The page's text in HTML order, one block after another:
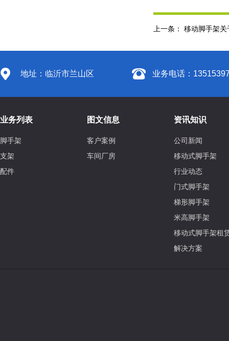
上一条： 移动脚手架
地址：临沂市兰山区 业务电话：
业务列表
脚手架
支架
配件
图文信息
客户案例
车间厂房
资讯知识
公司新闻
移动式脚手架
行业动态
门式脚手架
梯形脚手架
米高脚手架
移动式脚手架租
解决方案